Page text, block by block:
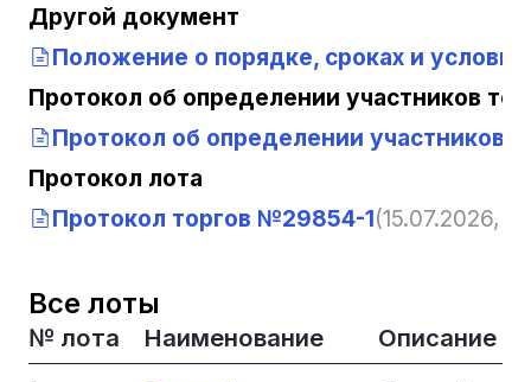
Другой документ
Положение о порядке, сроках и
Протокол об определении участников
Протокол об определении участников
Протокол лота
Протокол торгов №29854-1(15.07.2026,
Все лоты
№ лота Наименование Описание